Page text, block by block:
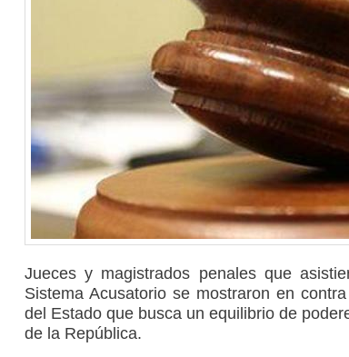
Jueces y magistrados penales que
Sistema Acusatorio se mostraron en
del Estado que busca un equilibrio de
de la República.